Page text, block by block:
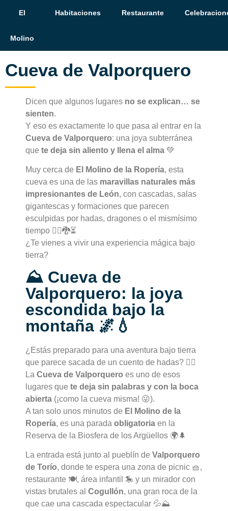
El
Molino
Habitaciones Restaurante
Cueva de Valporquero
Dicen que algunos lugares no se explican… se
sienten.
Y eso es exactamente lo que pasa al entrar en la
Cueva de Valporquero: una joya subterránea
que te deja sin aliento y llena el alma 💚
Muy cerca de El Molino de la Ropería, esta
cueva es una de las maravillas naturales más
impresionantes de León, con cascadas, salas
gigantescas y formaciones que parecen
esculpidas por hadas, dragones o el mismísimo
tiempo 🧚‍♂️🐉⏳
¿Te vienes a vivir una experiencia mágica bajo
tierra?
⛰️ Cueva de
Valporquero: la joya
escondida bajo la
montaña 🌌💧
¿Estás preparado para una aventura bajo tierra
que parece sacada de un cuento de hadas? 🧚‍♀️
La Cueva de Valporquero es uno de esos
lugares que te deja sin palabras y con la boca
abierta (¡como la cueva misma! 😜).
A tan solo unos minutos de El Molino de la
Ropería, es una parada obligatoria en la
Reserva de la Biosfera de los Argüellos 🌍🌲
La entrada está junto al pueblín de Valporquero
de Torío, donde te espera una zona de picnic 🧺,
restaurante 🍽️, área infantil 🎠 y un mirador con
vistas brutales al Cogullón, una gran roca de la
que cae una cascada espectacular 💦⛰️